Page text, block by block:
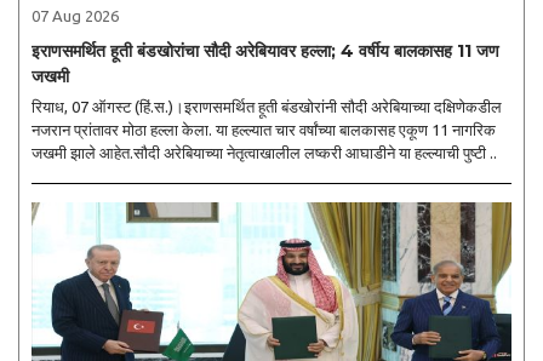
07 Aug 2026
इराणसमर्थित हूती बंडखोरांचा सौदी अरेबियावर हल्ला; 4 वर्षीय बालकासह 11 जण
जखमी
रियाध, 07 ऑगस्ट (हिं.स.)।इराणसमर्थित हूती बंडखोरांनी सौदी अरेबियाच्या दक्षिणेकडील
नजरान प्रांतावर मोठा हल्ला केला. या हल्ल्यात चार वर्षांच्या बालकासह एकूण 11 नागरिक
जखमी झाले आहेत.सौदी अरेबियाच्या नेतृत्वाखालील लष्करी आघाडीने या हल्ल्याची पुष्टी ..